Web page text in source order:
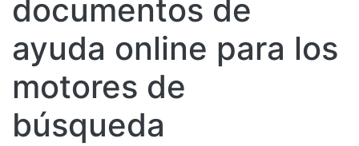
documentos de
ayuda online para los
motores de
búsqueda